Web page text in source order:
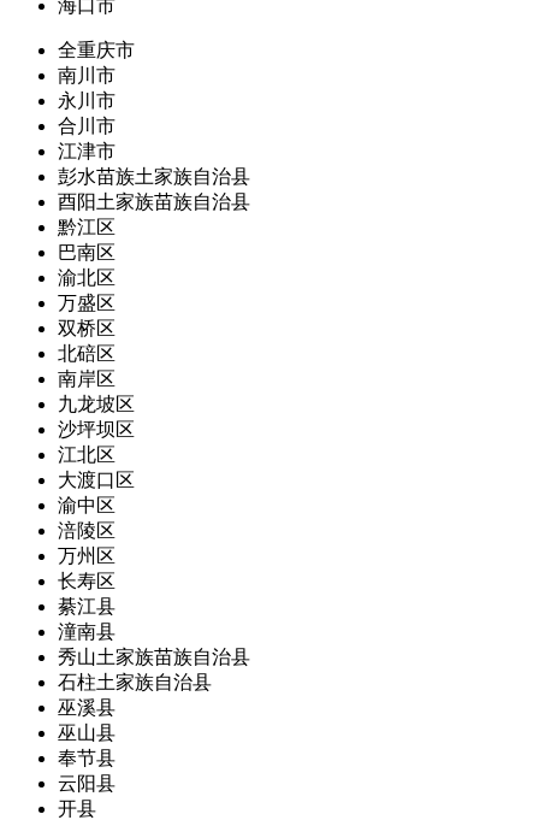
海口市
全重庆市
南川市
永川市
合川市
江津市
彭水苗族土家族自治县
酉阳土家族苗族自治县
黔江区
巴南区
渝北区
万盛区
双桥区
北碚区
南岸区
九龙坡区
沙坪坝区
江北区
大渡口区
渝中区
涪陵区
万州区
长寿区
綦江县
潼南县
秀山土家族苗族自治县
石柱土家族自治县
巫溪县
巫山县
奉节县
云阳县
开县